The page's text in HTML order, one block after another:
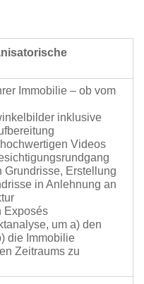
Immobilie – ob vom
inklusive
Videos
Grundrisse, Erstellung
in Anlehnung an
Exposés
um a) den
die Immobilie
Zeitraums zu